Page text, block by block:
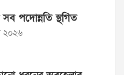
সব পদোন্নতি স্থগিত
২০২৬